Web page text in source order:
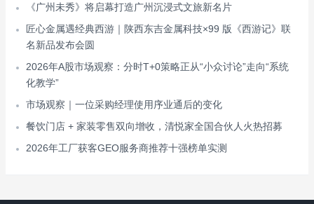
《广州未秀》将启幕打造广州沉浸式文旅新名片
匠心金属遇经典西游｜陕西东吉金属科技×99 版《西游记》联
名新品发布会圆
2026年A股市场观察：分时T+0策略正从“小众讨论”走向“系统
化教学”
市场观察｜一位采购经理使用序业通后的变化
餐饮门店 + 家装零售双向增收，清悦家全国合伙人火热招募
2026年工厂获客GEO服务商推荐十强榜单实测